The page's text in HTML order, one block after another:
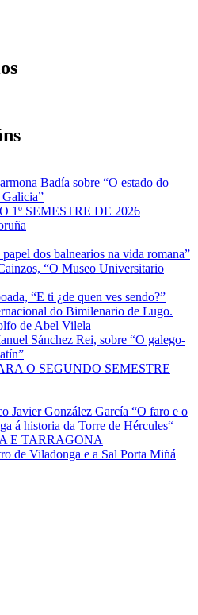
Badía sobre “O estado do
1º SEMESTRE DE 2026
dos balnearios na vida romana”
“O Museo Universitario
“E ti ¿de quen ves sendo?”
do Bimilenario de Lugo.
de Abel Vilela
Sánchez Rei, sobre “O galego-
O SEGUNDO SEMESTRE
Javier González García “O faro e o
á historia da Torre de Hércules“
E TARRAGONA
de Viladonga e a Sal Porta Miñá